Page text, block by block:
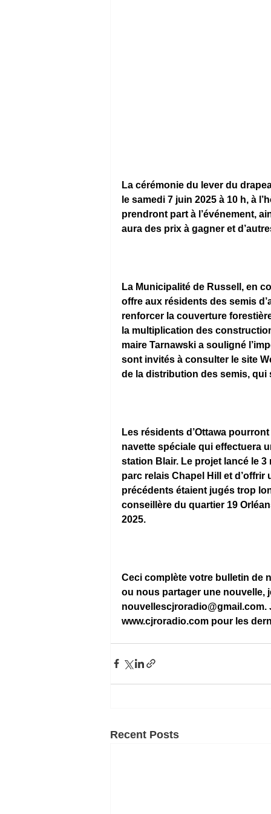
La cérémonie du lever du
le samedi 7 juin 2025 à 10 h, à
prendront part à l’événement,
aura des prix à gagner et
La Municipalité de Russell, en
offre aux résidents des semis
renforcer la couverture
la multiplication des
maire Tarnawski a souligné
sont invités à consulter le site
de la distribution des semis, qui
Les résidents d’Ottawa
navette spéciale qui effectuera
station Blair. Le projet lancé le 3
parc relais Chapel Hill et
précédents étaient jugés trop
conseillère du quartier 19
2025.
Ceci complète votre bulletin de
ou nous partager une nouvelle,
nouvellescjroradio@gmail.com.
www.cjroradio.com pour les
Recent Posts